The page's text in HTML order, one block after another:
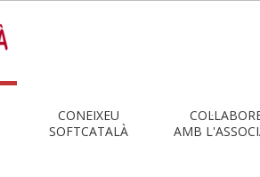
CONEIXEU
SOFTCATALÀ
AMB